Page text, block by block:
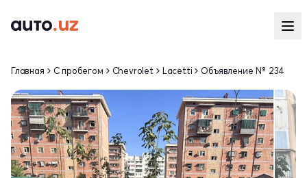
Главная С пробегом Chevrolet Lacetti Объявление № 234